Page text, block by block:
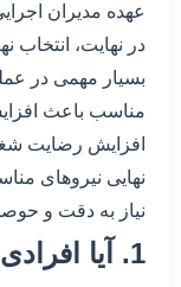
عهده مدیران
در نهایت، انتخاب
بسیار مهمی در
مناسب باعث
افزایش رضایت
نهایی نیروهای
نیاز به دقت و
1. آیا